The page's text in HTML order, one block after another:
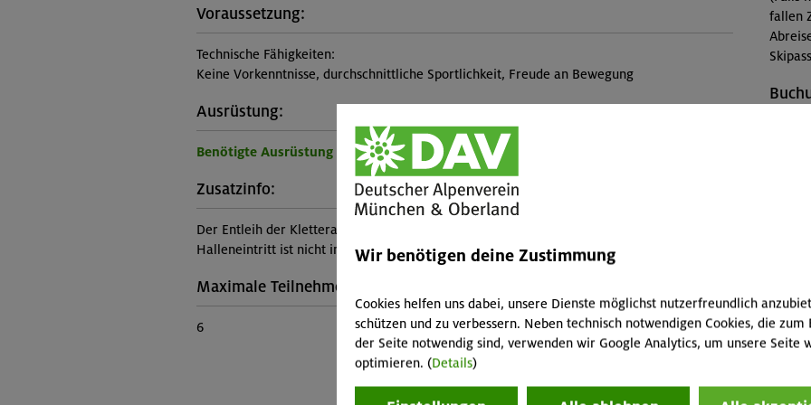
Voraussetzung:
Technische Fähigkeiten:
Keine Vorkenntnisse, durchschnittliche Sportlichkeit, Freude an Bewegung
Ausrüstung:
Benötigte Ausrüstung für diese Veranstaltung
Zusatzinfo:
Der Entleih der Kletterausrüstung (inkl. Kletterschuhe) ist im Kurspreis enthalten. Der
Halleneintritt ist nicht im Kurspreis enthalten.
Maximale Teilnehmerzahl:
6
fallen
Wir benötigen deine Zustimmung
Cookies helfen uns dabei, unsere Dienste möglichst nutzerfreundlich
schützen und zu verbessern. Neben technisch notwendigen Cookies, die zum
der Seite notwendig sind, verwenden wir Google Analytics, um unsere Seite
optimieren. (Details)